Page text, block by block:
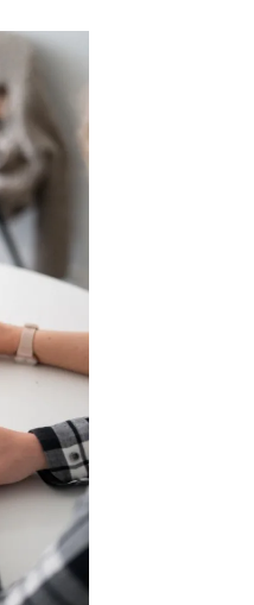
is een initiatief van de
en Westervoort